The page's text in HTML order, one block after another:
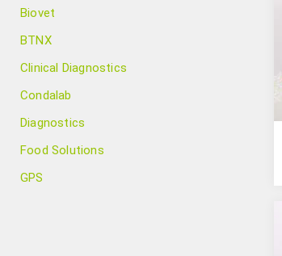
Biovet
BTNX
Clinical Diagnostics
Condalab
Diagnostics
Food Solutions
GPS